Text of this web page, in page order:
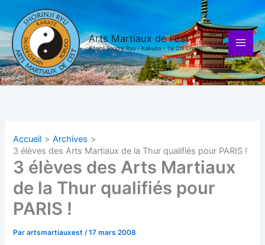
contenu
Arts Martiaux de l'Est
Karaté Shorinji Ryu - Kobudo - Tai Chi Chuan
Accueil
Archives
3 élèves des Arts Martiaux de la Thur qualifiés pour PARIS !
3 élèves des Arts Martiaux
de la Thur qualifiés pour
PARIS !
Parartsmartiauxest/17 mars 2008